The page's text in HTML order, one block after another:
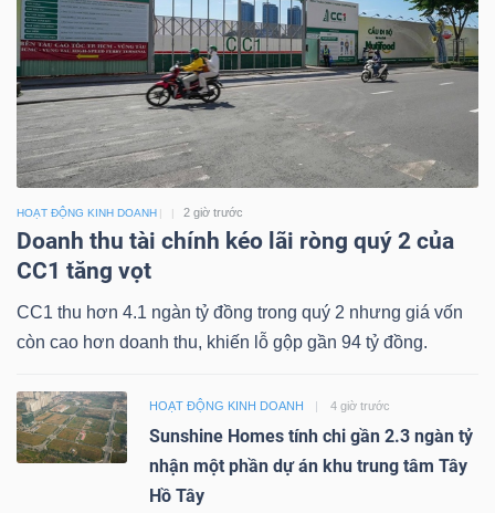
HOẠT ĐỘNG KINH DOANH 2 giờ trước
Doanh thu tài chính kéo lãi ròng quý 2 của
CC1 tăng vọt
CC1 thu hơn 4.1 ngàn tỷ đồng trong quý 2 nhưng giá vốn
còn cao hơn doanh thu, khiến lỗ gộp gần 94 tỷ đồng.
HOẠT ĐỘNG KINH DOANH 4 giờ trước
Sunshine Homes tính chi gần 2.3 ngàn tỷ
nhận một phần dự án khu trung tâm Tây
Hồ Tây